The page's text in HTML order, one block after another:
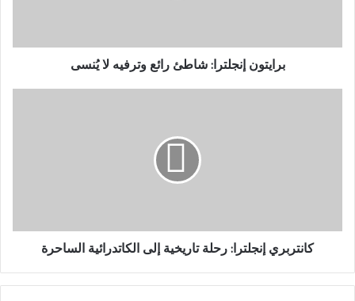
برايتون إنجلترا: شاطئ رائع وترفيه لا يُنسى
كانتربري إنجلترا: رحلة تاريخية إلى الكاتدرائية الساحرة